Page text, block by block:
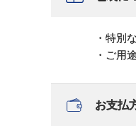
・特別
・ご用
お支払